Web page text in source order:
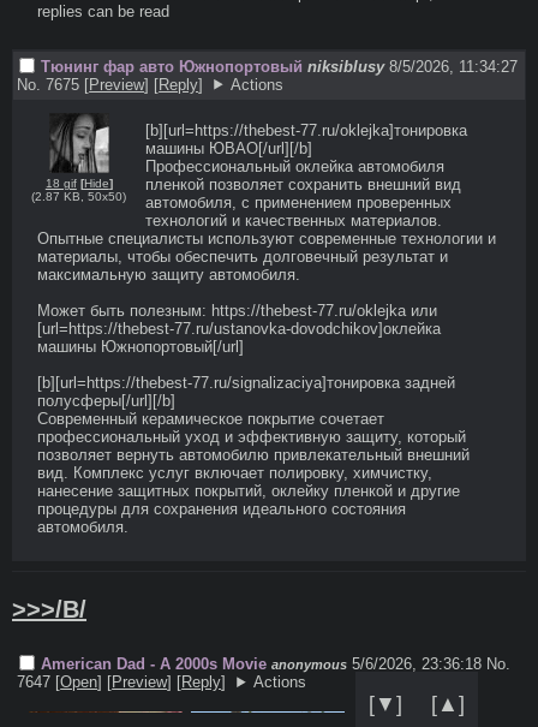
[▼] [▲]
replies can be read
Тюнинг фар авто Южнопортовый niksiblusy 8/5/2026, 11:34:27
No. 7675 [Preview] [Reply] Actions
18 gif [Hide]
(2.87 KB,50x50)
[b][url=https://thebest-77.ru/oklejka]тонировка
машины ЮВАО[/url][/b]
Профессиональный оклейка автомобиля
пленкой позволяет сохранить внешний вид
автомобиля, с применением проверенных
технологий и качественных материалов.
Опытные специалисты используют современные технологии и
материалы, чтобы обеспечить долговечный результат и
максимальную защиту автомобиля.
Может быть полезным: https://thebest-77.ru/oklejka или
[url=https://thebest-77.ru/ustanovka-dovodchikov]оклейка
машины Южнопортовый[/url]
[b][url=https://thebest-77.ru/signalizaciya]тонировка задней
полусферы[/url][/b]
Современный керамическое покрытие сочетает
профессиональный уход и эффективную защиту, который
позволяет вернуть автомобилю привлекательный внешний
вид. Комплекс услуг включает полировку, химчистку,
нанесение защитных покрытий, оклейку пленкой и другие
процедуры для сохранения идеального состояния
автомобиля.
>>>/B/
American Dad - A 2000s Movie anonymous 5/6/2026, 23:36:18 No.
7647 [Open] [Preview] [Reply] Actions